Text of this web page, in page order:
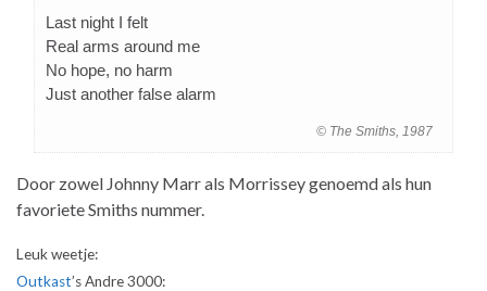
Last night I felt
Real arms around me
No hope, no harm
Just another false alarm
© The Smiths, 1987
Door zowel Johnny Marr als Morrissey genoemd als hun
favoriete Smiths nummer.
Leuk weetje:
Outkast’s Andre 3000: